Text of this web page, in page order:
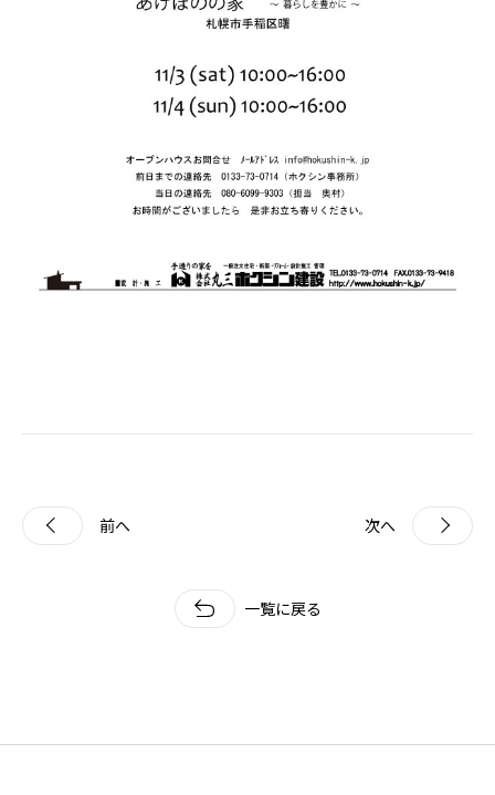
前へ
一覧に戻る
次へ